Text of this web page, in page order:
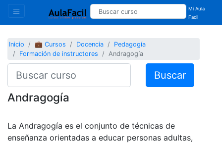
Mi Aula
Facil
Inicio 💼 Cursos Docencia
Pedagogía
Formación de instructores
Andragogía
Buscar
Andragogía
La Andragogía es el conjunto de técnicas de
enseñanza orientadas a educar personas adultas,